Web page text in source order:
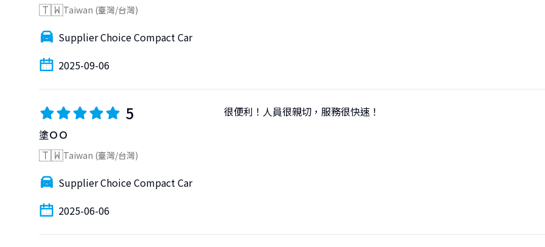
🇹🇼Taiwan (臺灣/台灣)
Supplier Choice Compact Car
2025-09-06
5
塗ＯＯ
🇹🇼Taiwan (臺灣/台灣)
Supplier Choice Compact Car
2025-06-06
很便利！人員很親切，服務很快速！